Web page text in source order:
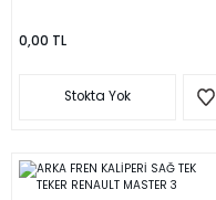
0,00 TL
Stokta Yok